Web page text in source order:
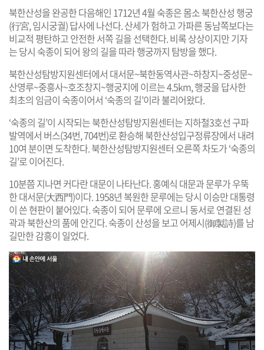
북한산성을 완공한 다음해인 1712년 4월 숙종은 몸소 북한산성 행궁
(行宮, 임시궁궐) 답사에 나선다. 산세가 험하고 가파른 동남쪽보다는
비교적 평탄하고 안전한 서쪽 길을 선택한다. 비록 상상이지만 기자
는 당시 숙종이 되어 왕의 길을 따라 행궁까지 탐방을 했다.
북한산성탐방지원센터에서 대서문~북한동역사관~하창지~중성문~
산영루~중흥사~호조창지~행궁지에 이르는 4.5km, 행궁을 답사한
최초의 임금이 숙종이어서 ‘숙종의 길’이라 불리어왔다.
‘숙종의 길’이 시작되는 북한산성탐방지원센터는 지하철3호선 구파
발역에서 버스(34번, 704번)로 환승해 북한산성입구정류장에서 내려
10여 분이면 도착한다. 북한산성탐방지원센터 오른쪽 차도가 ‘숙종의
길’로 이어진다.
10분쯤 지나면 커다란 대문이 나타난다. 홍예식 대문과 문루가 우뚝
한 대서문(大西門)이다. 1958년 복원한 문루에는 당시 이승만 대통령
이 쓴 현판이 붙어있다. 숙종이 되어 문루에 오르니 동서로 연결된 성
곽과 북한산의 품에 안긴다. 숙종이 산성을 보고 어제시(御製詩)를 남
길만한 감흥이 일었다.